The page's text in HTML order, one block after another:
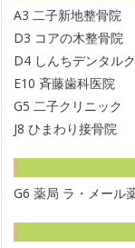
A3 二子新地整骨院
D3 コアの木整骨院
D4 しんちデンタル
E10 斉藤歯科医院
G5 二子クリニック
J8 ひまわり接骨院
G6 薬局 ラ・メー